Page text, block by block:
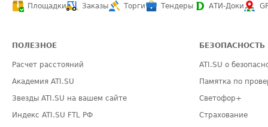
Площадки
Заказы Торги Тендеры АТИ-Доки
ПОЛЕЗНОЕ
Расчет расстояний
Академия ATI.SU
Звезды ATI.SU на вашем сайте
Индекс ATI.SU FTL РФ
БЕЗОПАСНОСТЬ
ATI.SU о
Памятка по
Светофор+
Страхование